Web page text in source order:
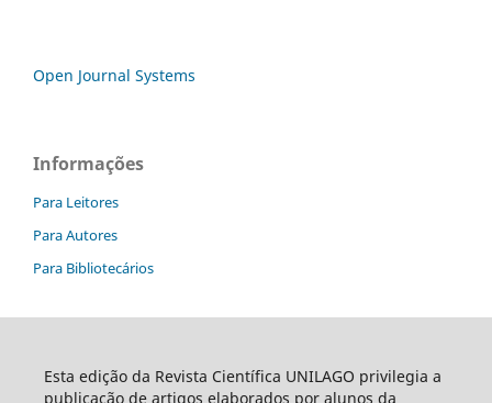
Open Journal Systems
Informações
Para Leitores
Para Autores
Para Bibliotecários
Esta edição da Revista Científica UNILAGO privilegia a
publicação de artigos elaborados por alunos da